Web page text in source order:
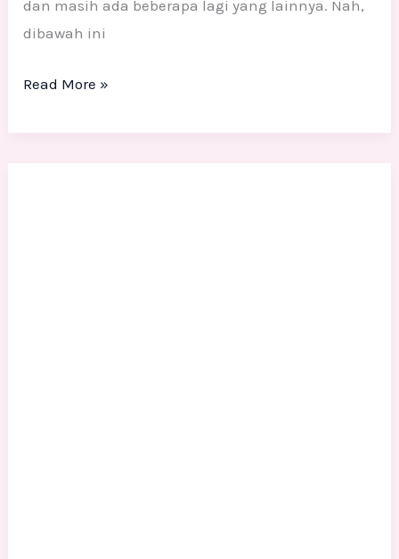
dan masih ada beberapa lagi yang lainnya. Nah,
dibawah ini
Read More »